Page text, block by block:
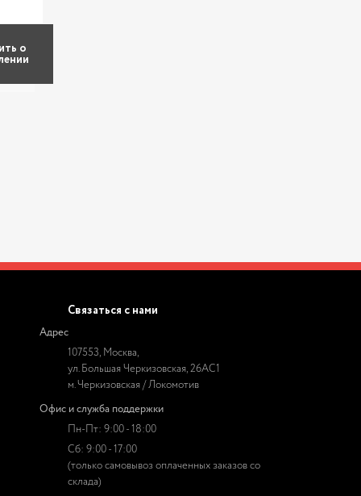
о
Связаться с нами
Адрес
107553, Москва,
ул. Большая Черкизовская, 26АС1
м. Черкизовская / Локомотив
Офис и служба поддержки
Пн-Пт: 9:00 - 18:00
Сб: 9:00 - 17:00
(только самовывоз оплаченных заказов со
склада)